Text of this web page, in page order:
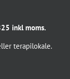
inkl moms.
terapilokale.